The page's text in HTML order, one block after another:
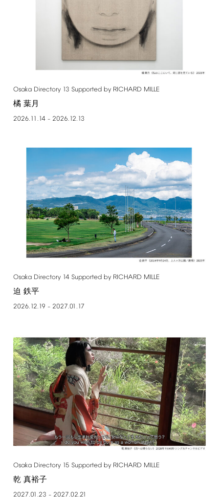
Osaka Directory 13 Supported by RICHARD MILLE
橘 葉月
2026.11.14– 2026.12.13
Osaka Directory 14 Supported by RICHARD MILLE
迫 鉄平
2026.12.19 – 2027.01.17
Osaka Directory 15 Supported by RICHARD MILLE
乾 真裕子
2027.01.23 – 2027.02.21